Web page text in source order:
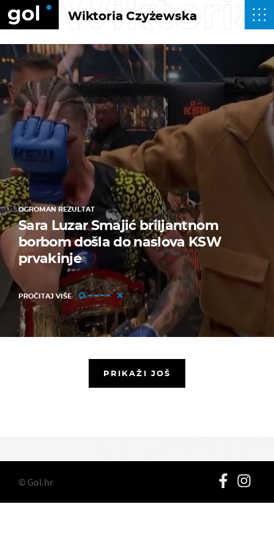
Wiktoria Czyżewska
Wiktoria
OGROMAN REZULTAT
Sara Luzar Smajić briljantnom
borbom došla do naslova KSW
prvakinje
PROČITAJ VIŠE
PRIKAŽI JOŠ
© Gol.hr